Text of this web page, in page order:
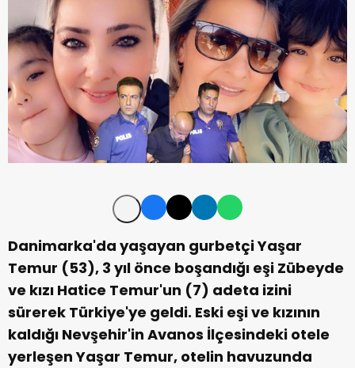
Danimarka'da yaşayan gurbetçi Yaşar
Temur (53), 3 yıl önce boşandığı eşi Zübeyde
ve kızı Hatice Temur'un (7) adeta izini
sürerek Türkiye'ye geldi. Eski eşi ve kızının
kaldığı Nevşehir'in Avanos İlçesindeki otele
yerleşen Yaşar Temur, otelin havuzunda